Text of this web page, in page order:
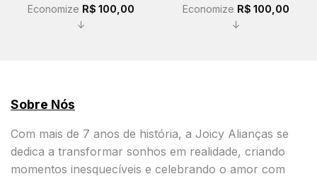
Economize R$ 100,00
↓
Economize R$ 100,00
↓
Sobre Nós
Com mais de 7 anos de história, a Joicy Alianças se
dedica a transformar sonhos em realidade, criando
momentos inesquecíveis e celebrando o amor com